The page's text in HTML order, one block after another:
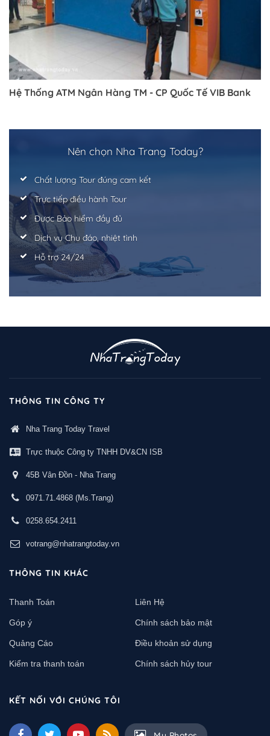
Trở về trang trước đó
Hệ Thống ATM Ngân Hàng TM - CP Quốc Tế VIB Bank
Nên chọn Nha Trang Today?
Chất lượng Tour đúng cam kết
Trực tiếp điều hành Tour
Được Bảo hiểm đầy đủ
Dịch vụ Chu đáo, nhiệt tình
Hỗ trợ 24/24
THÔNG TIN CÔNG TY
Nha Trang Today Travel
Trực thuộc Công ty TNHH DV&CN ISB
45B Vân Đồn - Nha Trang
0971.71.4868 (Ms.Trang)
0258.654.2411
votrang@nhatrangtoday.vn
THÔNG TIN KHÁC
Thanh Toán Liên Hệ
Góp ý Chính sách bảo mật
Quảng Cáo Điều khoản sử dụng
Kiểm tra thanh toán Chính sách hủy tour
KẾT NỐI VỚI CHÚNG TÔI